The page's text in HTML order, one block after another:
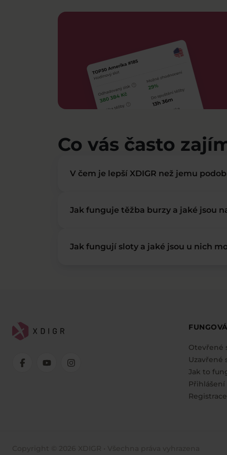
Co vás často
V čem je lepší XDIGR než jemu
Jak funguje těžba burzy a jaké jsou
Jak fungují sloty a jaké jsou u nich
Otevřené
Uzavřené
Jak to
Přihlášení
Registrace